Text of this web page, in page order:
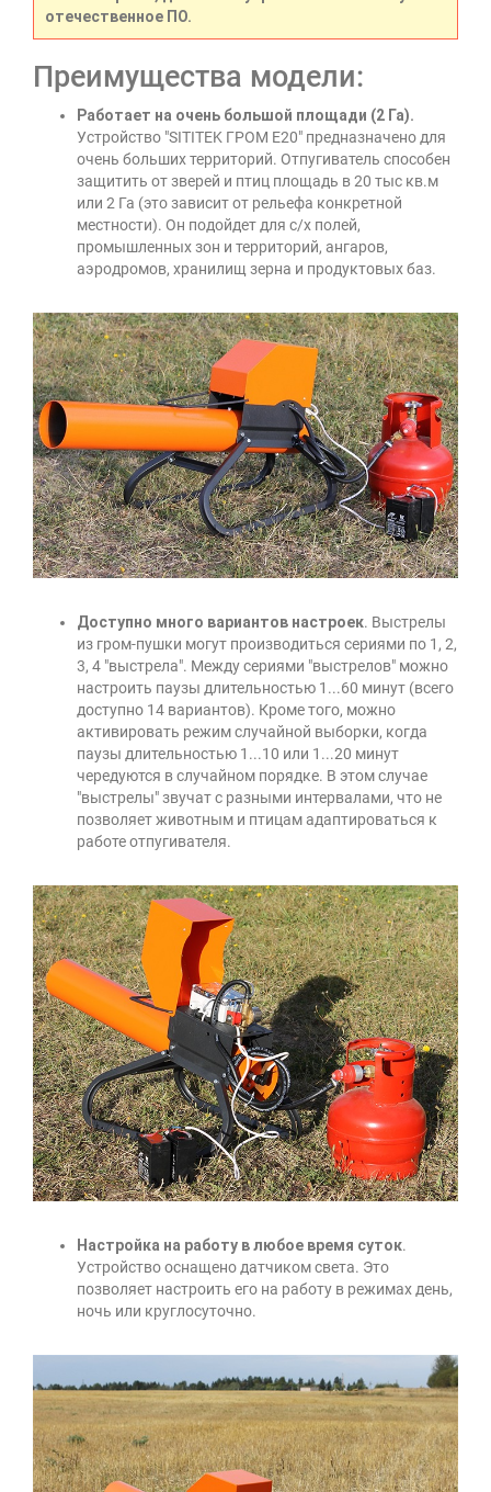
отечественное ПО.
Преимущества модели:
Работает на очень большой площади (2 Га).
Устройство "SITITEK ГРОМ E20" предназначено для
очень больших территорий. Отпугиватель способен
защитить от зверей и птиц площадь в 20 тыс кв.м
или 2 Га (это зависит от рельефа конкретной
местности). Он подойдет для с/х полей,
промышленных зон и территорий, ангаров,
аэродромов, хранилищ зерна и продуктовых баз.
Доступно много вариантов настроек. Выстрелы
из гром-пушки могут производиться сериями по 1, 2,
3, 4 "выстрела". Между сериями "выстрелов" можно
настроить паузы длительностью 1...60 минут (всего
доступно 14 вариантов). Кроме того, можно
активировать режим случайной выборки, когда
паузы длительностью 1...10 или 1...20 минут
чередуются в случайном порядке. В этом случае
"выстрелы" звучат с разными интервалами, что не
позволяет животным и птицам адаптироваться к
работе отпугивателя.
Настройка на работу в любое время суток.
Устройство оснащено датчиком света. Это
позволяет настроить его на работу в режимах день,
ночь или круглосуточно.